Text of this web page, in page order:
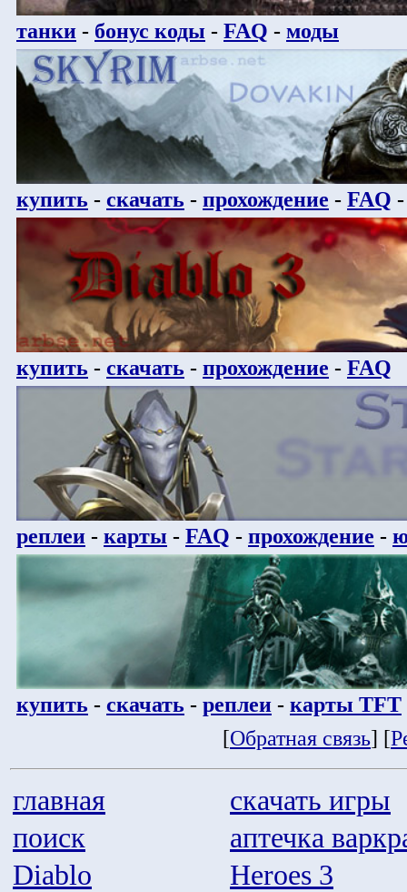
танки - бонус коды - FAQ - моды
купить - скачать - прохождение - FAQ
купить - скачать - прохождение - FAQ
реплеи - карты - FAQ - прохождение -
купить - скачать - реплеи - карты TFT
[Обратная связь] [
главная
скачать игры
поиск
аптечка
Diablo
Heroes 3